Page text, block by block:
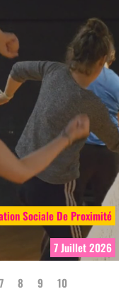
Sociale De Proximité
7 Juillet 2026
7 8 9
10